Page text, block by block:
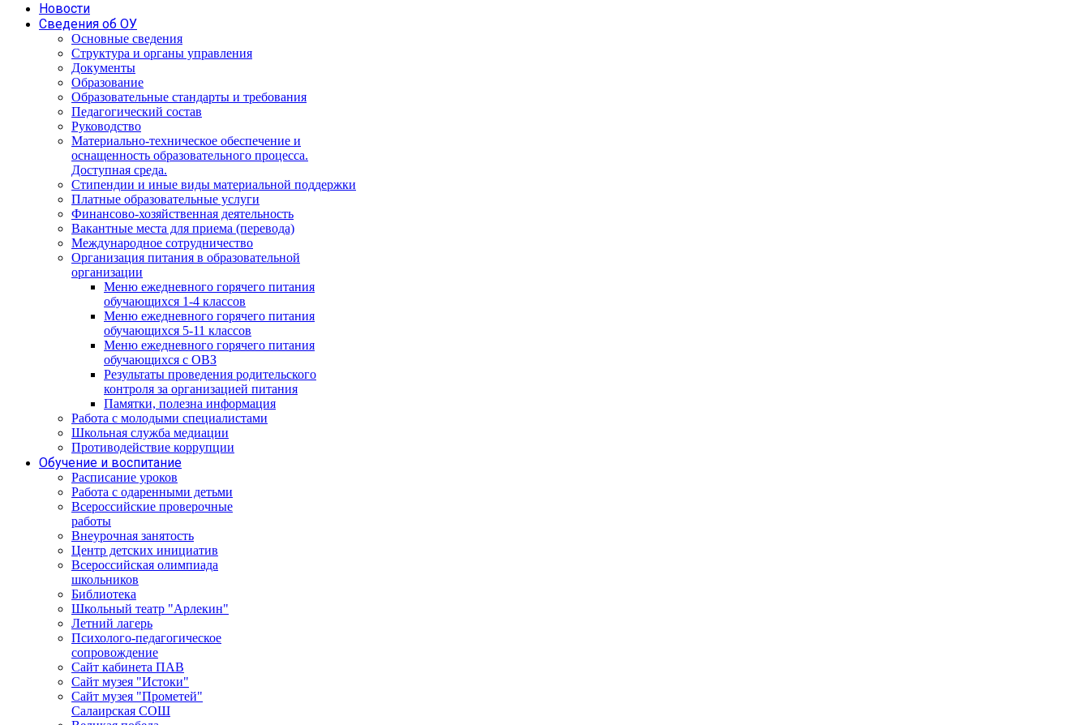
Новости
Сведения об ОУ
Основные сведения
Структура и органы управления
Документы
Образование
Образовательные стандарты и требования
Педагогический состав
Руководство
Материально-техническое обеспечение и
оснащенность образовательного процесса.
Доступная среда.
Стипендии и иные виды материальной поддержки
Платные образовательные услуги
Финансово-хозяйственная деятельность
Вакантные места для приема (перевода)
Международное сотрудничество
Организация питания в образовательной
организации
Меню ежедневного горячего питания
обучающихся 1-4 классов
Меню ежедневного горячего питания
обучающихся 5-11 классов
Меню ежедневного горячего питания
обучающихся с ОВЗ
Результаты проведения родительского
контроля за организацией питания
Памятки, полезна информация
Работа с молодыми специалистами
Школьная служба медиации
Противодействие коррупции
Обучение и воспитание
Расписание уроков
Работа с одаренными детьми
Всероссийские проверочные
работы
Внеурочная занятость
Центр детских инициатив
Всероссийская олимпиада
школьников
Библиотека
Школьный театр "Арлекин"
Летний лагерь
Психолого-педагогическое
сопровождение
Сайт кабинета ПАВ
Сайт музея "Истоки"
Сайт музея "Прометей"
Салаирская СОШ